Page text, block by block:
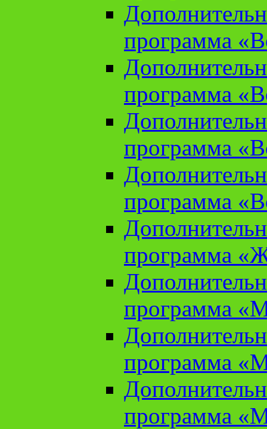
программа
программа
программа
программа
программа
программа
программа
программа